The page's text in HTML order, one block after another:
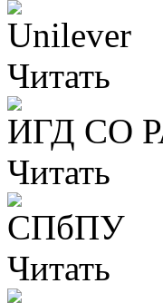
Unilever
Читать
ИГД СО
Читать
СПбПУ
Читать